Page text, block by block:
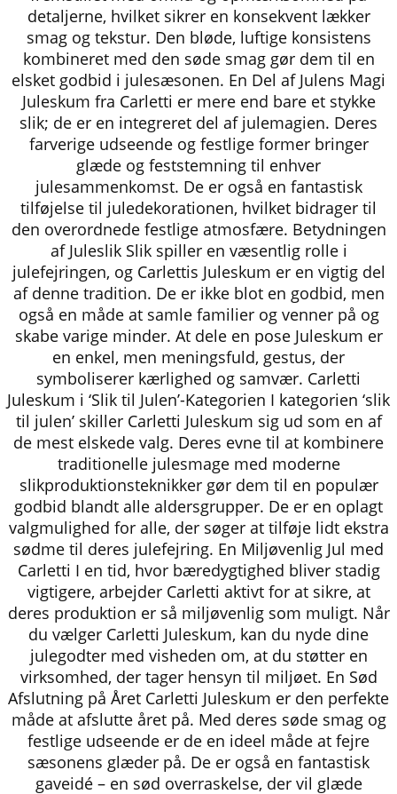
detaljerne, hvilket sikrer en konsekvent lækker
smag og tekstur. Den bløde, luftige konsistens
kombineret med den søde smag gør dem til en
elsket godbid i julesæsonen. En Del af Julens Magi
Juleskum fra Carletti er mere end bare et stykke
slik; de er en integreret del af julemagien. Deres
farverige udseende og festlige former bringer
glæde og feststemning til enhver
julesammenkomst. De er også en fantastisk
tilføjelse til juledekorationen, hvilket bidrager til
den overordnede festlige atmosfære. Betydningen
af Juleslik Slik spiller en væsentlig rolle i
julefejringen, og Carlettis Juleskum er en vigtig del
af denne tradition. De er ikke blot en godbid, men
også en måde at samle familier og venner på og
skabe varige minder. At dele en pose Juleskum er
en enkel, men meningsfuld, gestus, der
symboliserer kærlighed og samvær. Carletti
Juleskum i ‘Slik til Julen’-Kategorien I kategorien ‘slik
til julen’ skiller Carletti Juleskum sig ud som en af
de mest elskede valg. Deres evne til at kombinere
traditionelle julesmage med moderne
slikproduktionsteknikker gør dem til en populær
godbid blandt alle aldersgrupper. De er en oplagt
valgmulighed for alle, der søger at tilføje lidt ekstra
sødme til deres julefejring. En Miljøvenlig Jul med
Carletti I en tid, hvor bæredygtighed bliver stadig
vigtigere, arbejder Carletti aktivt for at sikre, at
deres produktion er så miljøvenlig som muligt. Når
du vælger Carletti Juleskum, kan du nyde dine
julegodter med visheden om, at du støtter en
virksomhed, der tager hensyn til miljøet. En Sød
Afslutning på Året Carletti Juleskum er den perfekte
måde at afslutte året på. Med deres søde smag og
festlige udseende er de en ideel måde at fejre
sæsonens glæder på. De er også en fantastisk
gaveidé – en sød overraskelse, der vil glæde